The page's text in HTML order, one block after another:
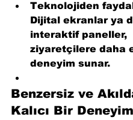
Teknolojiden
Dijital ekranlar ya
interaktif paneller,
ziyaretçilere daha
deneyim sunar.
Benzersiz ve
Kalıcı Bir Deneyim